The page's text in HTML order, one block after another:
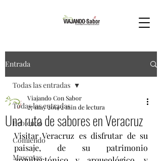
Entrada
Todas las entradas
Bebiendo
Comiendo
Mascotas
Todas las entradas
Una ruta de sabores en Veracruz
Viajando Con Sabor
27 may 20142 min de lectura
Visitar Veracruz es disfrutar de su
paisaje, de su patrimonio